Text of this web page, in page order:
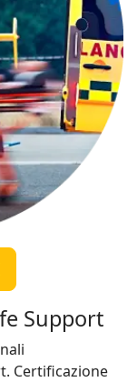
Support
Certificazione